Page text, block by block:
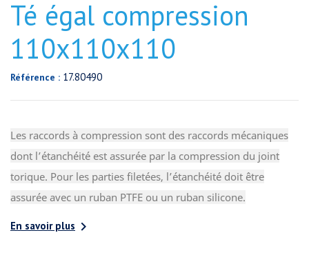
Té égal compression
110x110x110
Référence : 17.80490
Les raccords à compression sont des raccords mécaniques
dont l’étanchéité est assurée par la compression du joint
torique. Pour les parties filetées, l’étanchéité doit être
assurée avec un ruban PTFE ou un ruban silicone.
En savoir plus 